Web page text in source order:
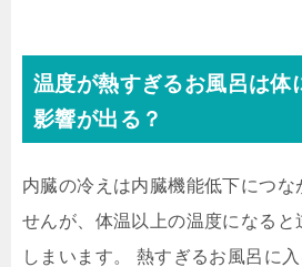
温度が熱すぎるお風呂は体
影響が出る？
内臓の冷えは内臓機能低下につな
せんが、体温以上の温度になると
しまいます。 熱すぎるお風呂に